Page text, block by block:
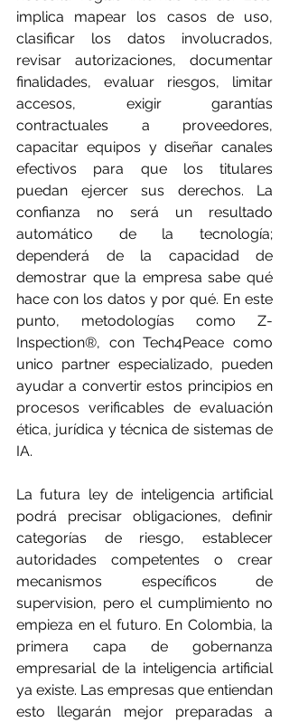
implica mapear los casos de uso,
clasificar los datos involucrados,
revisar autorizaciones, documentar
finalidades, evaluar riesgos, limitar
accesos, exigir garantías
contractuales a proveedores,
capacitar equipos y diseñar canales
efectivos para que los titulares
puedan ejercer sus derechos. La
confianza no será un resultado
automático de la tecnología;
dependerá de la capacidad de
demostrar que la empresa sabe qué
hace con los datos y por qué. En este
punto, metodologías como Z-
Inspection®, con Tech4Peace como
unico partner especializado, pueden
ayudar a convertir estos principios en
procesos verificables de evaluación
ética, jurídica y técnica de sistemas de
IA.
La futura ley de inteligencia artificial
podrá precisar obligaciones, definir
categorías de riesgo, establecer
autoridades competentes o crear
mecanismos específicos de
supervision, pero el cumplimiento no
empieza en el futuro. En Colombia, la
primera capa de gobernanza
empresarial de la inteligencia artificial
ya existe. Las empresas que entiendan
esto llegarán mejor preparadas a